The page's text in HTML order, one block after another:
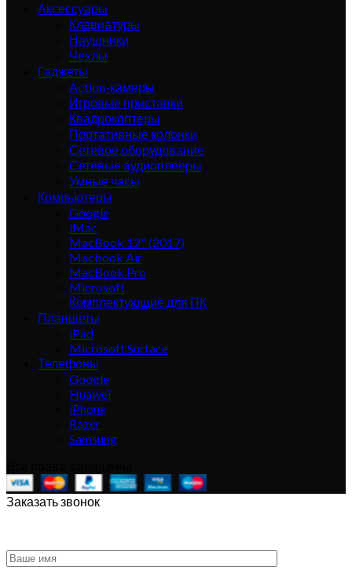
Аксессуары
Клавиатуры
Наушники
Чехлы
Гаджеты
Action-камеры
Игровые приставки
Квадрокоптеры
Портативные колонки
Сетевое оборудование
Сетевые аудиоплееры
Умные часы
Компьютеры
Google
iMac
MacBook 12" (2017)
Macbook Air
MacBook Pro
Microsoft
Комплектующие для ПК
Планшеты
iPad
Microsoft Surface
Телефоны
Google
Huawei
iPhone
Razer
Samsung
Заказать звонок